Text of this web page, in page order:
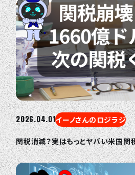
2026.04.01イーノさんのロジラジ
関税消滅？実はもっとヤバい米国関